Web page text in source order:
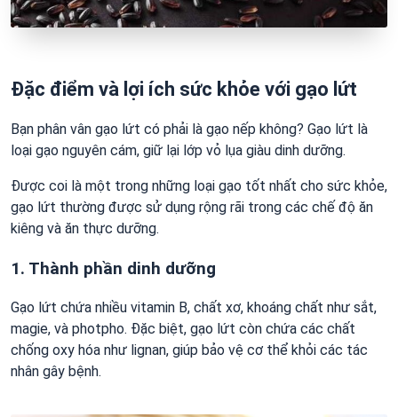
Đặc điểm và lợi ích sức khỏe với gạo lứt
Bạn phân vân gạo lứt có phải là gạo nếp không? Gạo lứt là
loại gạo nguyên cám, giữ lại lớp vỏ lụa giàu dinh dưỡng.
Được coi là một trong những loại gạo tốt nhất cho sức khỏe,
gạo lứt thường được sử dụng rộng rãi trong các chế độ ăn
kiêng và ăn thực dưỡng.
1. Thành phần dinh dưỡng
Gạo lứt chứa nhiều vitamin B, chất xơ, khoáng chất như sắt,
magie, và photpho. Đặc biệt, gạo lứt còn chứa các chất
chống oxy hóa như lignan, giúp bảo vệ cơ thể khỏi các tác
nhân gây bệnh.